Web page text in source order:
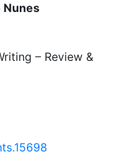
Nunes
– Review &